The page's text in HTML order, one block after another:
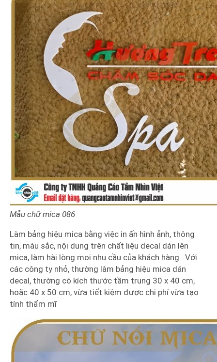
Mẫu chữ mica 086
Làm bảng hiệu mica bằng việc in ấn hình ảnh, thông
tin, màu sắc, nội dung trên chất liệu decal dán lên
mica, làm hài lòng mọi nhu cầu của khách hàng . Với
các công ty nhỏ, thường làm bảng hiệu mica dán
decal, thường có kích thước tầm trung 30 x 40 cm,
hoặc 40 x 50 cm, vừa tiết kiệm được chi phí vừa tạo
tính thẩm mĩ